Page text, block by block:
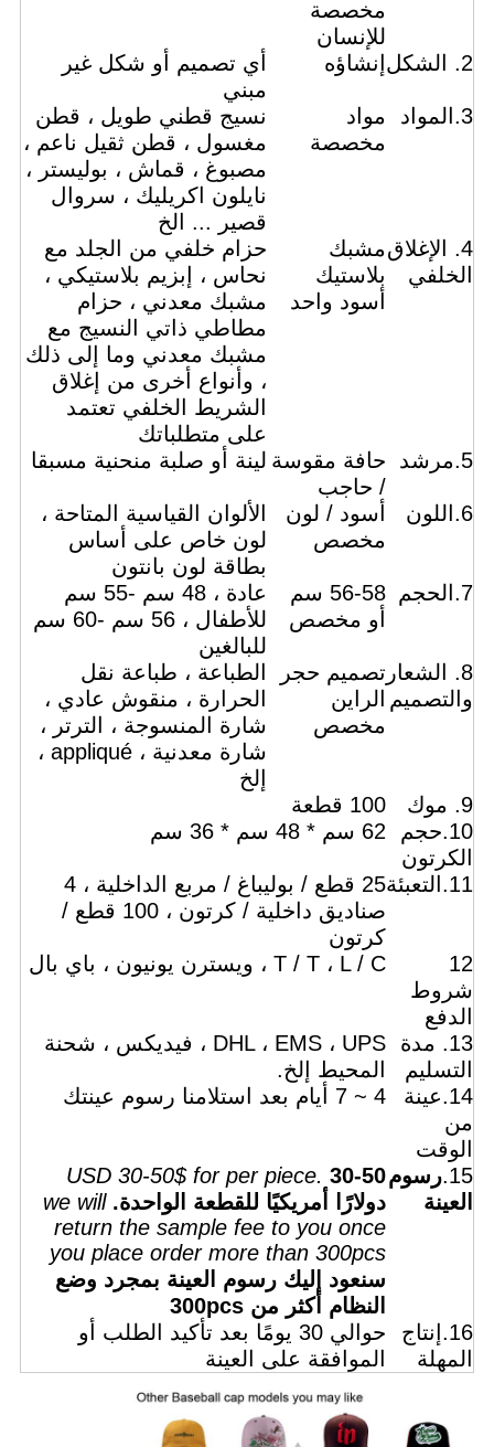
مخصصة
للإنسان
2. الشكل
إنشاؤه
أي تصميم أو شكل غير
مبني
3.المواد
مواد
مخصصة
نسيج قطني طويل ، قطن
مغسول ، قطن ثقيل ناعم ،
مصبوغ ، قماش ، بوليستر ،
نايلون اكريليك ، سروال
قصير ... الخ
4. الإغلاق
الخلفي
مشبك
بلاستيك
أسود واحد
حزام خلفي من الجلد مع
نحاس ، إبزيم بلاستيكي ،
مشبك معدني ، حزام
مطاطي ذاتي النسيج مع
مشبك معدني وما إلى ذلك
، وأنواع أخرى من إغلاق
الشريط الخلفي تعتمد
على متطلباتك
5.مرشد
حافة مقوسة
/ حاجب
لينة أو صلبة منحنية مسبقا
6.اللون
أسود / لون
مخصص
الألوان القياسية المتاحة ،
لون خاص على أساس
بطاقة لون بانتون
7.الحجم
56-58 سم
أو مخصص
عادة ، 48 سم -55 سم
للأطفال ، 56 سم -60 سم
للبالغين
8. الشعار
والتصميم
تصميم حجر
الراين
مخصص
الطباعة ، طباعة نقل
الحرارة ، منقوش عادي ،
شارة المنسوجة ، الترتر ،
شارة معدنية ، appliqué ،
إلخ
9. موك
100 قطعة
10.حجم
الكرتون
62 سم ​​* 48 سم * 36 سم
11.التعبئة
25 قطع / بوليباغ / مربع الداخلية ، 4
صناديق داخلية / كرتون ، 100 قطع /
كرتون
12
شروط
الدفع
T / T ، L / C ، ويسترن يونيون ، باي بال
13. مدة
التسليم
DHL ، EMS ، UPS ، فيديكس ، شحنة
المحيط إلخ.
14.عينة
من
الوقت
4 ~ 7 أيام بعد استلامنا رسوم عينتك
15. رسوم
العينة
USD 30-50$ for per piece. 30-50
دولارًا أمريكيًا للقطعة الواحدة. we will
return the sample fee to you once
you place order more than 300pcs
سنعود إليك رسوم العينة بمجرد وضع
النظام أكثر من 300pcs
16.إنتاج
المهلة
حوالي 30 يومًا بعد تأكيد الطلب أو
الموافقة على العينة